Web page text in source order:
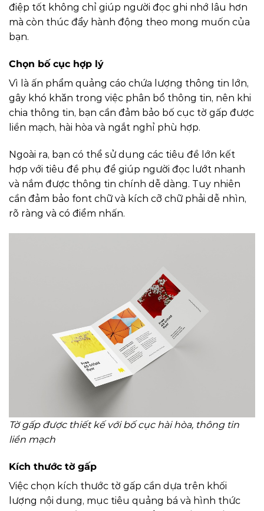
điệp tốt không chỉ giúp người đọc ghi nhớ lâu hơn
mà còn thúc đẩy hành động theo mong muốn của
bạn.
Chọn bố cục hợp lý
Vì là ấn phẩm quảng cáo chứa lượng thông tin lớn,
gây khó khăn trong việc phân bổ thông tin, nên khi
chia thông tin, bạn cần đảm bảo bố cục tờ gấp được
liền mạch, hài hòa và ngắt nghỉ phù hợp.
Ngoài ra, bạn có thể sử dụng các tiêu đề lớn kết
hợp với tiêu đề phụ để giúp người đọc lướt nhanh
và nắm được thông tin chính dễ dàng. Tuy nhiên
cần đảm bảo font chữ và kích cỡ chữ phải dễ nhìn,
rõ ràng và có điểm nhấn.
Tờ gấp được thiết kế với bố cục hài hòa, thông tin
liền mạch
Kích thước tờ gấp
Việc chọn kích thước tờ gấp cần dựa trên khối
lượng nội dung, mục tiêu quảng bá và hình thức